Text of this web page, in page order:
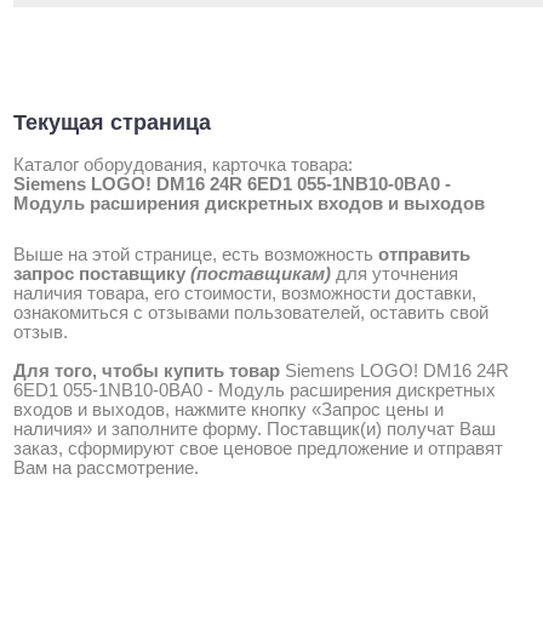
Текущая страница
Каталог оборудования, карточка товара:
Siemens LOGO! DM16 24R 6ED1 055-1NB10-0BA0 -
Модуль расширения дискретных входов и выходов
Выше на этой странице, есть возможность отправить
запрос поставщику (поставщикам) для уточнения
наличия товара, его стоимости, возможности доставки,
ознакомиться с отзывами пользователей, оставить свой
отзыв.
Для того, чтобы купить товар Siemens LOGO! DM16 24R
6ED1 055-1NB10-0BA0 - Модуль расширения дискретных
входов и выходов, нажмите кнопку «Запрос цены и
наличия» и заполните форму. Поставщик(и) получат Ваш
заказ, сформируют свое ценовое предложение и отправят
Вам на рассмотрение.